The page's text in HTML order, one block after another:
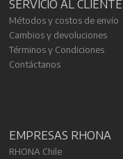
SERVICIO AL CLIENTE
Métodos y costos de envío
Cambios y devoluciones
Términos y Condiciones
Contáctanos
EMPRESAS RHONA
RHONA Chile